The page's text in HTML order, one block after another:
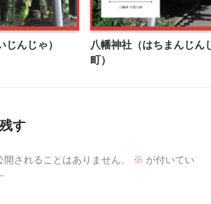
んじゃ）
八幡神社（はちまんじん
町）
す
されることはありません。 ※ が付いてい